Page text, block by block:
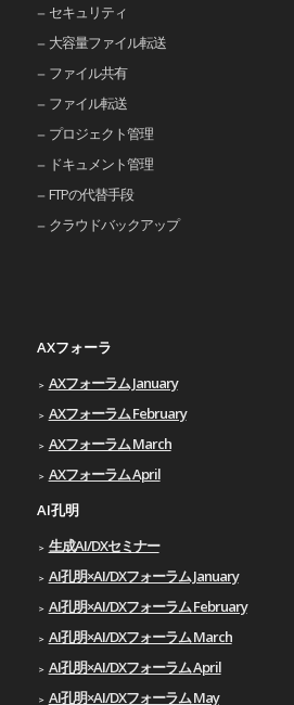
セキュリティ
大容量ファイル転送
ファイル共有
ファイル転送
プロジェクト管理
ドキュメント管理
FTPの代替手段
クラウドバックアップ
AXフォーラ
AXフォーラム January
AXフォーラム February
AXフォーラム March
AXフォーラム April
AI孔明
生成AI/DXセミナー
AI孔明×AI/DXフォーラム January
AI孔明×AI/DXフォーラム February
AI孔明×AI/DXフォーラム March
AI孔明×AI/DXフォーラム April
AI孔明×AI/DXフォーラム May